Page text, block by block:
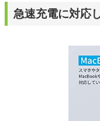
急速充電に対応